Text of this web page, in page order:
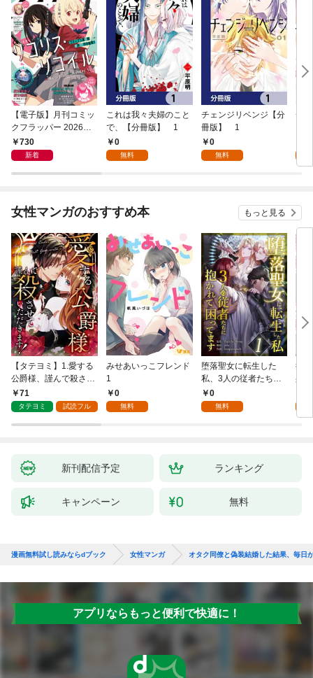
【電子版】月刊コミッ
クフラッパー 2026年9
月号730
新着
これは我々夫婦のこと
で、【分冊版】 1
0
無料
チェンジリベンジ【分
冊版】 1
0
無料
チ
女性マンガのおすすめ本 もっと見る
【タテヨミ】1.愛する
公爵様、謹んで殺させ
ていただきます！
71
タテヨミ 試読フル
みせあいっこフレンド
1
0
無料
堕落聖女に転生した
私、3人の従者たちに
抱かれて困ってます 第
1話
0
無料
授
身
新刊配信予定 ランキング
キャンペーン 無料
漫画無料試し読みならdブック 女性マンガ オタク同僚と偽装結婚した結果、毎日
アプリならもっと便利で快適に！